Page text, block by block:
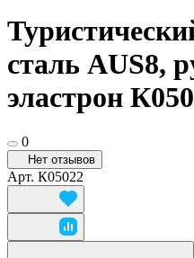
сталь AUS8,
эластрон
0
Нет отзывов
Арт. К05022